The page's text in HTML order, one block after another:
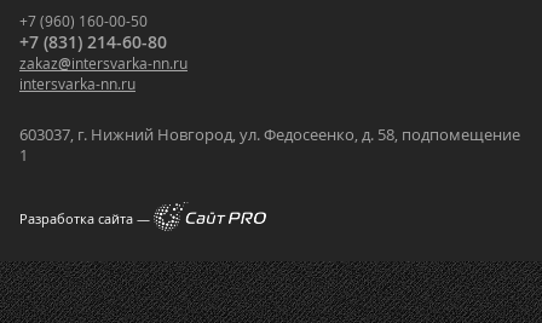
+7 (960) 160-00-50
+7 (831) 214-60-80
zakaz@intersvarka-nn.ru
intersvarka-nn.ru
603037, г. Нижний Новгород, ул. Федосеенко, д. 58, подпомещение
1
Разработка сайта —